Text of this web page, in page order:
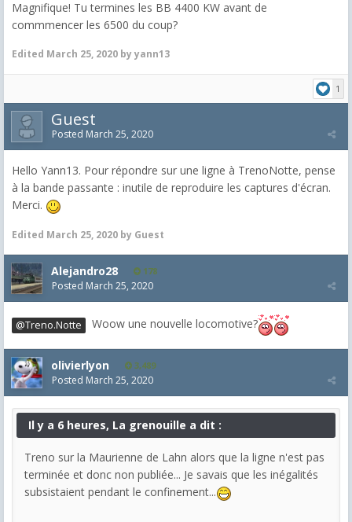
Magnifique! Tu termines les BB 4400 KW avant de
commmencer les 6500 du coup?
Edited March 25, 2020 by yann13
1
Guest
Posted March 25, 2020
Hello Yann13. Pour répondre sur une ligne à TrenoNotte, pense
à la bande passante : inutile de reproduire les captures d'écran.
Merci.
Edited March 25, 2020 by Guest
Alejandro28 178
Posted March 25, 2020
@Treno.Notte Woow une nouvelle locomotive?
olivierlyon 3,489
Posted March 25, 2020
Il y a 6 heures, La grenouille a dit :
Treno sur la Maurienne de Lahn alors que la ligne n'est pas
terminée et donc non publiée... Je savais que les inégalités
subsistaient pendant le confinement...